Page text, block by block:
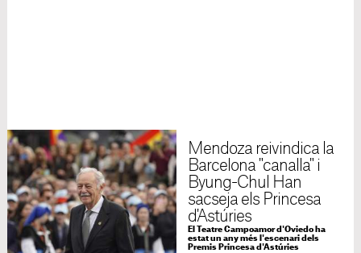
Mendoza reivindica la
Barcelona "canalla" i
Byung-Chul Han
sacseja els Princesa
d'Astúries
El Teatre Campoamor d'Oviedo ha
estat un any més l'escenari dels
Premis Princesa d'Astúries